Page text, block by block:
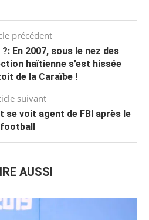
précédent
En 2007, sous le nez des
haïtienne s’est hissée
de la Caraïbe !
suivant
voit agent de FBI après le
football
AUSSI